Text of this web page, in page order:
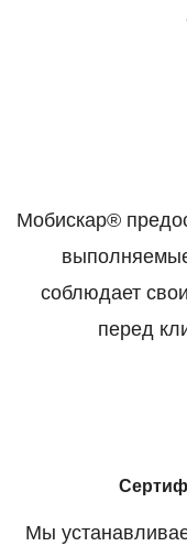
Мобискар®
соблюдает
перед
Мы